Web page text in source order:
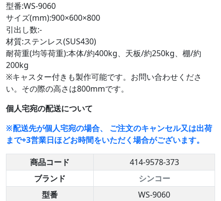
型番:WS-9060
サイズ(mm):900×600×800
引出し数:-
材質:ステンレス(SUS430)
耐荷重(均等荷重):本体/約400kg、天板/約250kg、棚/約
200kg
※キャスター付きも製作可能です。お問い合わせくださ
い。その際の高さは800mmです。
個人宅宛の配送について
※配送先が個人宅宛の場合、 ご注文のキャンセル又は出荷
まで+3営業日ほどお時間をいただく場合がございます。
商品コード
414-9578-373
ブランド
シンコー
型番
WS-9060